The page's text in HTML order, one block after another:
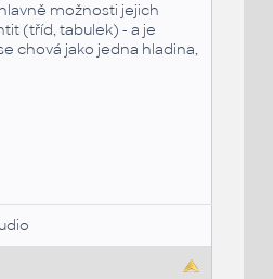
možnosti jejich
(tříd, tabulek) - a je
chová jako jedna hladina,